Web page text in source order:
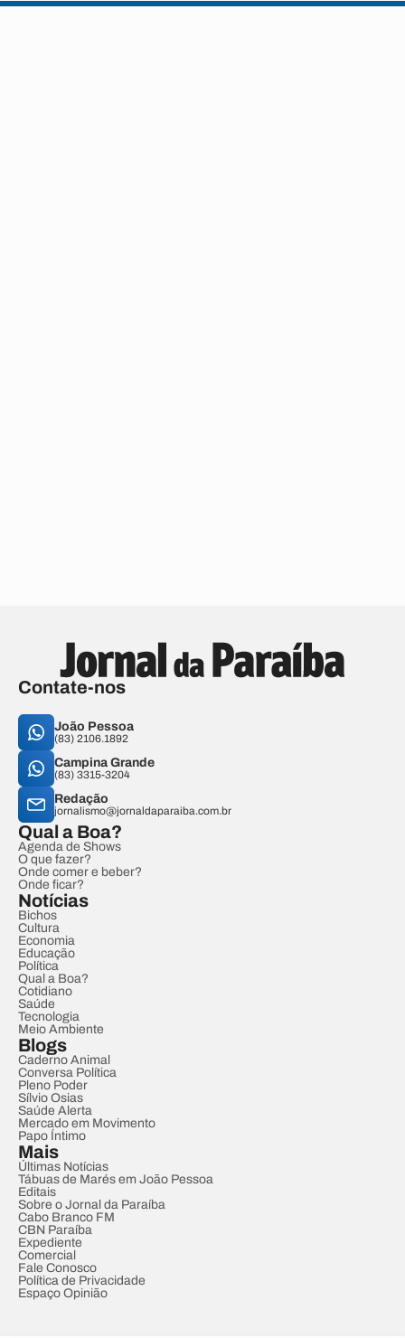
Contate-nos
João Pessoa
(83) 2106.1892
Campina Grande
(83) 3315-3204
Redação
jornalismo@jornaldaparaiba.com.br
Qual a Boa?
Agenda de Shows
O que fazer?
Onde comer e beber?
Onde ficar?
Notícias
Bichos
Cultura
Economia
Educação
Política
Qual a Boa?
Cotidiano
Saúde
Tecnologia
Meio Ambiente
Blogs
Caderno Animal
Conversa Política
Pleno Poder
Sílvio Osias
Saúde Alerta
Mercado em Movimento
Papo Íntimo
Mais
Últimas Notícias
Tábuas de Marés em João Pessoa
Editais
Sobre o Jornal da Paraíba
Cabo Branco FM
CBN Paraíba
Expediente
Comercial
Fale Conosco
Política de Privacidade
Espaço Opinião